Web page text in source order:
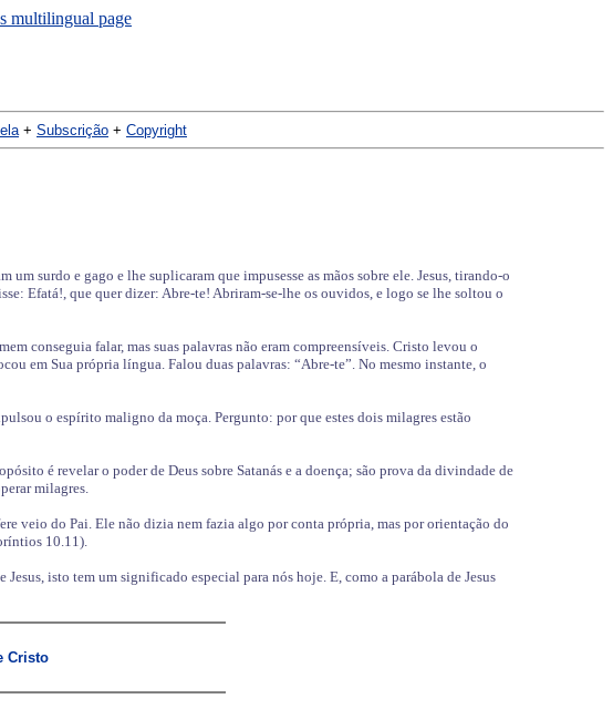
+ Subscrição + Copyright
surdo e gago e lhe suplicaram que impusesse as mãos sobre ele. Jesus, tirando-o
Efatá!, que quer dizer: Abre-te! Abriram-se-lhe os ouvidos, e logo se lhe soltou o
conseguia falar, mas suas palavras não eram compreensíveis. Cristo levou o
em Sua própria língua. Falou duas palavras: “Abre-te”. No mesmo instante, o
o espírito maligno da moça. Pergunto: por que estes dois milagres estão
é revelar o poder de Deus sobre Satanás e a doença; são prova da divindade de
milagres.
veio do Pai. Ele não dizia nem fazia algo por conta própria, mas por orientação do
10.11).
isto tem um significado especial para nós hoje. E, como a parábola de Jesus
Cristo